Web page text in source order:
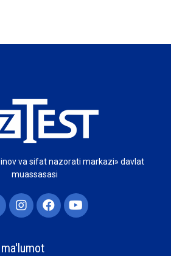
va sifat nazorati markazi» davlat
muassasasi